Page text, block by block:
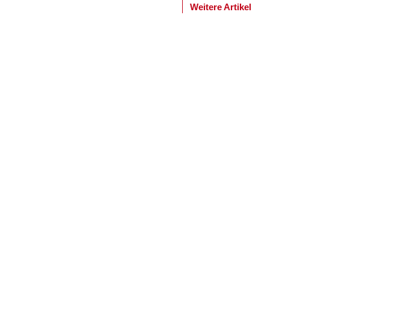
Weitere Artikel